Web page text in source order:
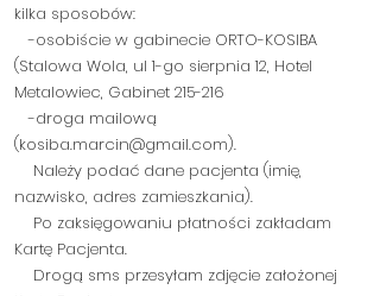
kilka sposobów:
-osobiście w gabinecie ORTO-KOSIBA
(Stalowa Wola, ul 1-go sierpnia 12, Hotel
Metalowiec, Gabinet 215-216
-droga mailową
(kosiba.marcin@gmail.com).
Należy podać dane pacjenta (imię,
nazwisko, adres zamieszkania).
Po zaksięgowaniu płatności zakładam
Kartę Pacjenta.
Drogą sms przesyłam zdjęcie założonej